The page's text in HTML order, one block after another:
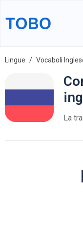
Lingue Vocaboli
La